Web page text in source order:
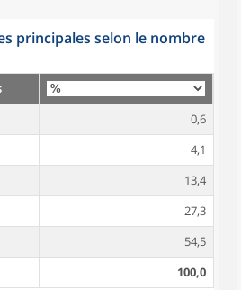
principales selon le nombre
0,6
4,1
13,4
27,3
54,5
100,0